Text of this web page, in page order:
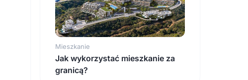
Mieszkanie
Jak wykorzystać mieszkanie za
granicą?